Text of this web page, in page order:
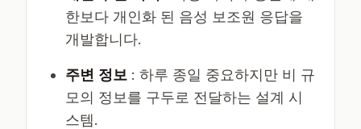
한보다 개인화 된 음성 보조원 응답을
개발합니다.
주변 정보 : 하루 종일 중요하지만 비 규
모의 정보를 구두로 전달하는 설계 시
스템.